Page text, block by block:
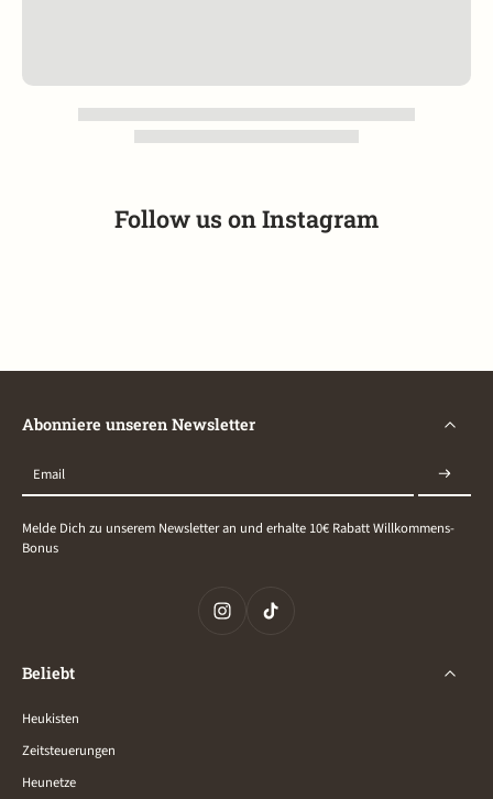
Follow us onInstagram
Abonniere unseren Newsletter
Email
Melde Dich zu unserem Newsletter an und erhalte 10€ Rabatt Willkommens-
Bonus
Beliebt
Heukisten
Zeitsteuerungen
Heunetze